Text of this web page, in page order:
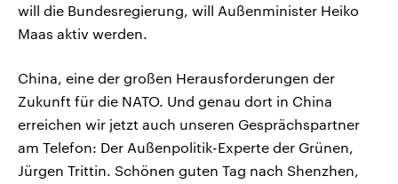
will die Bundesregierung, will Außenminister Heiko
Maas aktiv werden.
China, eine der großen Herausforderungen der
Zukunft für die NATO. Und genau dort in China
erreichen wir jetzt auch unseren Gesprächspartner
am Telefon: Der Außenpolitik-Experte der Grünen,
Jürgen Trittin. Schönen guten Tag nach Shenzhen,